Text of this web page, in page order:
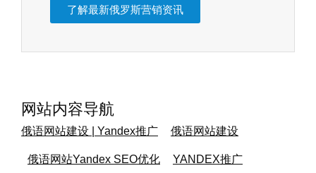
了解最新俄罗斯营销资讯
网站内容导航
俄语网站建设 | Yandex推广 俄语网站建设
俄语网站Yandex SEO优化 YANDEX推广